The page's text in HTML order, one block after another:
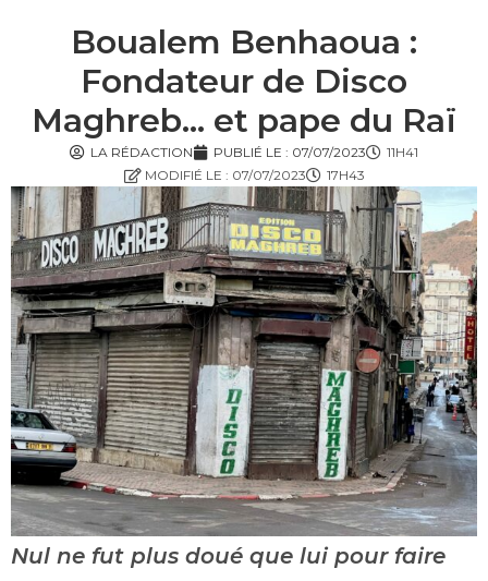
Boualem Benhaoua :
Fondateur de Disco
Maghreb… et pape du Raï
LA RÉDACTION PUBLIÉ LE : 07/07/2023
11H41
MODIFIÉ LE : 07/07/2023
17H43
Nul ne fut plus doué que lui pour faire